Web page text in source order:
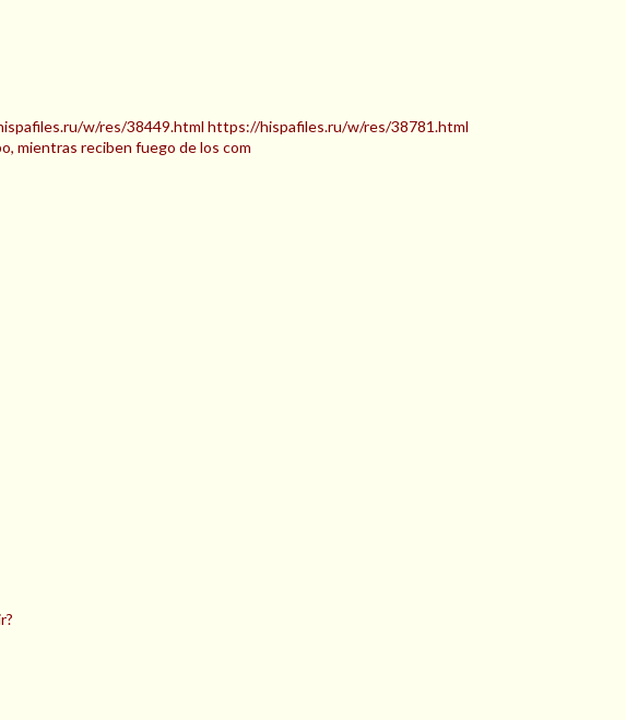
w/res/38449.html https://hispafiles.ru/w/res/38781.html
mientras reciben fuego de los com